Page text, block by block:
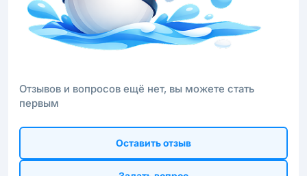
Отзывов и вопросов ещё нет, вы можете стать
первым
Оставить отзыв